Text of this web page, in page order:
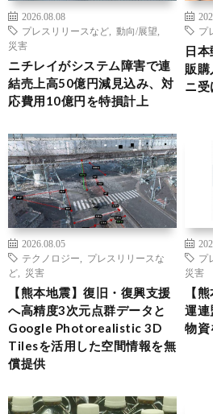
2026.08.08
プレスリリースなど
動向/展望
災害
ニチレイがシステム障害で連
結売上高50億円減見込み、対
応費用10億円を特損計上
プ
日
販
ニ
2026.08.05
テクノロジー
プレスリリースな
ど
災害
【熊本地震】復旧・復興支援
へ高精度3次元点群データと
Google Photorealistic 3D
Tilesを活用した空間情報を無
償提供
プ
災害
【
運連
物資